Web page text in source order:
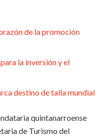
de la promoción
la inversión y el
destino de talla mundial
quintanarroense
de Turismo del